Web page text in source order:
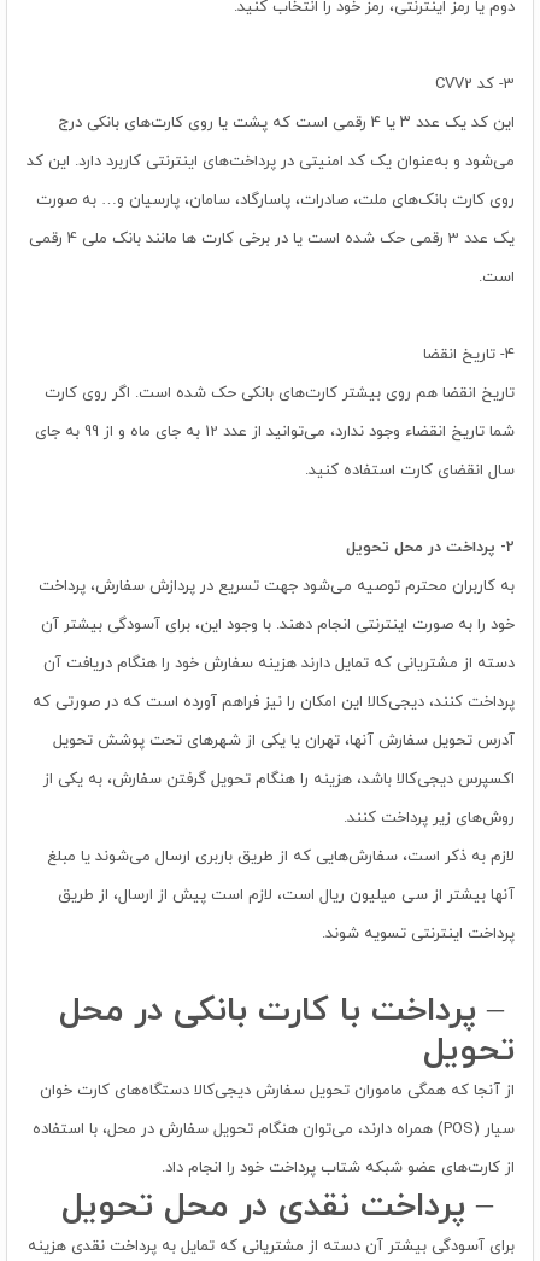
دوم یا رمز اینترنتی، رمز خود را انتخاب کنید.
3- کد CVV2
این کد یک عدد ۳ یا ۴ رقمی است که پشت یا روی کارت‌‌‌‌‌‌‌‌‌‌‌‌‌‌‌‌‌‌‌‌‌‌‌‌‌‌‌‌‌‌‌‌‌‌‌‌‌‌‌‌‌‌‌‌‌‌‌‌‌‌‌‌‌های بانکی درج
می‌شود و به‌‌‌‌‌‌‌‌‌‌‌‌‌‌‌‌‌‌‌‌‌‌‌‌‌‌‌‌‌‌‌‌‌‌‌‌‌‌‌‌‌‌‌‌‌‌‌‌‌‌‌‌‌عنوان یک کد امنیتی در پرداخت‌‌‌‌‌‌‌‌‌‌‌‌‌‌‌‌‌‌‌‌‌‌‌‌‌‌‌‌‌‌‌‌‌‌‌‌‌‌‌‌‌‌‌‌‌‌‌‌‌‌‌‌‌های اینترنتی کاربرد دارد. این کد
روی کارت‌‌‌‌‌‌‌‌‌‌‌‌‌‌‌‌‌‌‌‌‌‌‌‌‌‌‌‌‌‌‌‌‌‌‌‌‌‌‌‌‌‌‌‌‌‌‌‌‌‌‌‌‌ بانک‏‌های ملت، صادرات، پاسارگاد، سامان، پارسیان و… به صورت
یک عدد 3 رقمی حک شده است یا در برخی کارت ها مانند بانک ملی 4 رقمی
است.
4- تاریخ انقضا
تاریخ انقضا هم روی بیشتر کارت‌های بانکی حک شده است. اگر روی کارت
شما تاریخ انقضاء وجود ندارد، می‏‌توانید از عدد 12 به جای ماه و از 99 به جای
سال انقضای کارت استفاده کنید.
2- پرداخت در محل تحویل
به کاربران محترم توصیه می‌شود جهت تسریع در پردازش سفارش، پرداخت
خود را به صورت اینترنتی انجام دهند. با وجود این، برای آسودگی بیشتر آن
دسته از مشتریانی که تمایل دارند هزینه سفارش خود را هنگام دریافت آن
پرداخت کنند، دیجی‏‌کالا این امکان را نیز فراهم آورده است که در صورتی که
آدرس تحویل سفارش آنها، تهران یا یکی از شهرهای تحت پوشش تحویل
اکسپرس دیجی‌کالا باشد، هزینه را هنگام تحویل گرفتن سفارش، به یکی از
روش‌های زیر پرداخت کنند.
لازم به ذکر است، سفارش‌هایی که از طریق باربری ارسال می‌شوند یا مبلغ
آنها بیشتر از سی میلیون ریال است، لازم است پیش از ارسال، از طریق
پرداخت اینترنتی تسویه شوند.
– پرداخت با کارت بانکی در محل
تحویل
از آنجا که همگی ماموران تحویل سفارش دیجی‏‌کالا دستگاه‏‏‌های کارت خوان
سیار (POS) همراه دارند، می‌توان هنگام تحویل سفارش در محل، با استفاده
از کارت‌های عضو شبکه شتاب پرداخت خود را انجام داد.
– پرداخت نقدی در محل تحویل
برای آسودگی بیشتر آن دسته از مشتریانی که تمایل به پرداخت نقدی هزینه